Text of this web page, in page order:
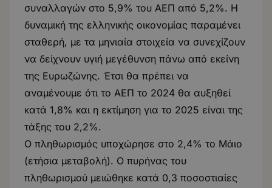
συναλλαγών στο 5,9% του ΑΕΠ από 5,2%. Η
δυναμική της ελληνικής οικονομίας παραμένει
σταθερή, με τα μηνιαία στοιχεία να συνεχίζουν
να δείχνουν υγιή μεγέθυνση πάνω από εκείνη
της Ευρωζώνης. Έτσι θα πρέπει να
αναμένουμε ότι το ΑΕΠ το 2024 θα αυξηθεί
κατά 1,8% και η εκτίμηση για το 2025 είναι της
τάξης του 2,2%.
Ο πληθωρισμός υποχώρησε στο 2,4% το Μάιο
(ετήσια μεταβολή). Ο πυρήνας του
πληθωρισμού μειώθηκε κατά 0,3 ποσοστιαίες